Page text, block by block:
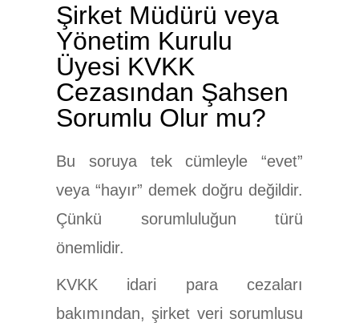
Şirket Müdürü veya
Yönetim Kurulu
Üyesi KVKK
Cezasından Şahsen
Sorumlu Olur mu?
Bu soruya tek cümleyle “evet”
veya “hayır” demek doğru değildir.
Çünkü sorumluluğun türü
önemlidir.
KVKK idari para cezaları
bakımından, şirket veri sorumlusu